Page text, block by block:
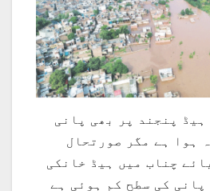
پنجند پر بھی پانی
ہوا ہے مگر صورتحال
چناب میں ہیڈ خانکی
پانی کی سطح کم ہوئی ہے